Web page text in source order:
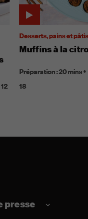
Desserts, pains et
Muffins à la
Préparation : 20 mins
18
presse